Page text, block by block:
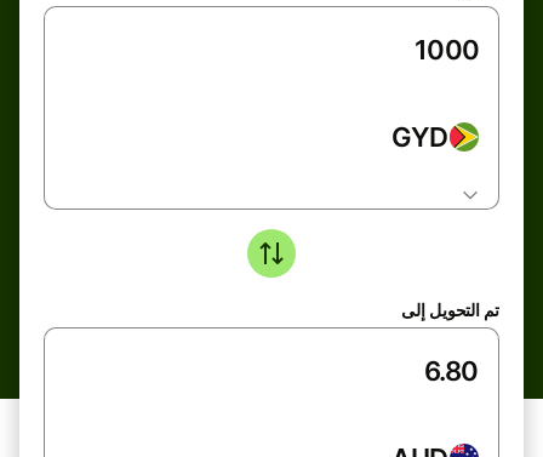
GYD
تم التحويل إلى